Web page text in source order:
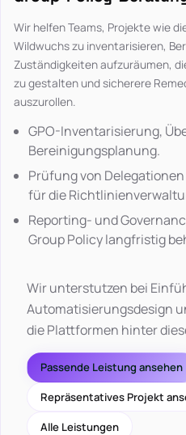
Wir helfen Teams, Projekte wie
Wildwuchs zu inventarisieren,
Zuständigkeiten aufzuräumen,
zu gestalten und sicherere
auszurollen.
GPO-Inventarisierung,
Bereinigungsplanung.
Prüfung von
für die
Reporting- und
Group Policy langfristig
Wir unterstutzen bei
Automatisierungsdesign
die Plattformen hinter
Passende Leistung ansehen
Repräsentatives Projekt
Alle Leistungen